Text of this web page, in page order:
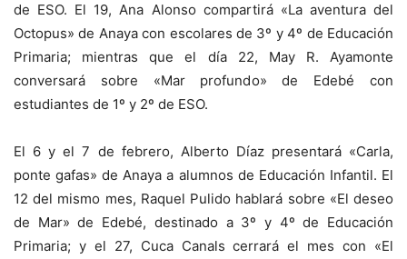
de ESO. El 19, Ana Alonso compartirá «La aventura del
Octopus» de Anaya con escolares de 3º y 4º de Educación
Primaria; mientras que el día 22, May R. Ayamonte
conversará sobre «Mar profundo» de Edebé con
estudiantes de 1º y 2º de ESO.
El 6 y el 7 de febrero, Alberto Díaz presentará «Carla,
ponte gafas» de Anaya a alumnos de Educación Infantil. El
12 del mismo mes, Raquel Pulido hablará sobre «El deseo
de Mar» de Edebé, destinado a 3º y 4º de Educación
Primaria; y el 27, Cuca Canals cerrará el mes con «El